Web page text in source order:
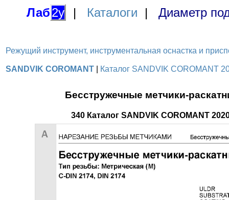
Лаб2у | Каталоги | Диаметр
Режущий инструмент, инструментальная оснастка и
SANDVIK COROMANT Каталог SANDVIK COROMANT
Бесстружечные метчики-
340 Каталог SANDVIK COROMANT